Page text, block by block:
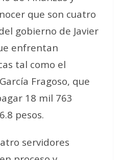
que son cuatro
gobierno de Javier
enfrentan
tal como el
Fragoso, que
18 mil 763
pesos.
servidores